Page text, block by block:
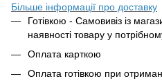
Більше інформації про доставку
Готівкою - Самовивіз із
наявності товару у
Оплата карткою
Оплата готівкою при